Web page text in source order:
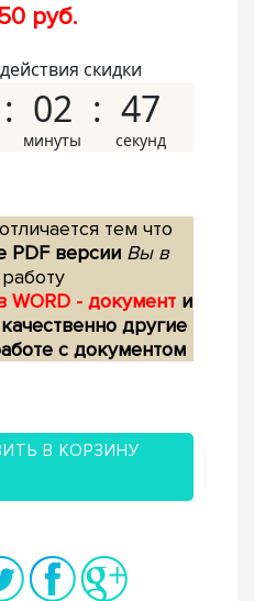
руб.
скидки
02 46
тем что
PDF версии Вы в
WORD - документ и
другие
с документом
В КОРЗИНУ